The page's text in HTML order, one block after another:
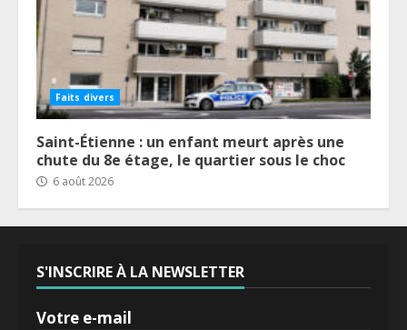
Faits divers
Saint-Étienne : un enfant meurt après une
chute du 8e étage, le quartier sous le choc
6 août 2026
S'INSCRIRE À LA NEWSLETTER
Votre e-mail